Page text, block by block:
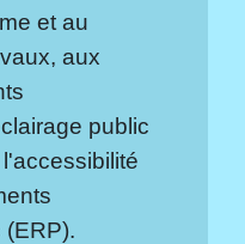
et au
aux
public